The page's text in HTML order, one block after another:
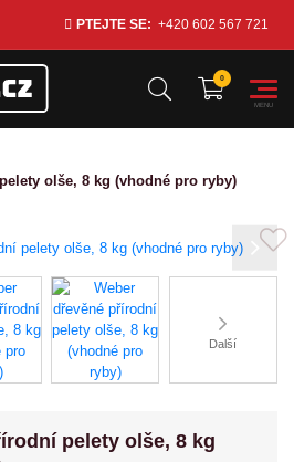
PTEJTE SE: +420 602 567 721
olše, 8 kg (vhodné pro ryby)
Next
Další
pelety olše, 8 kg